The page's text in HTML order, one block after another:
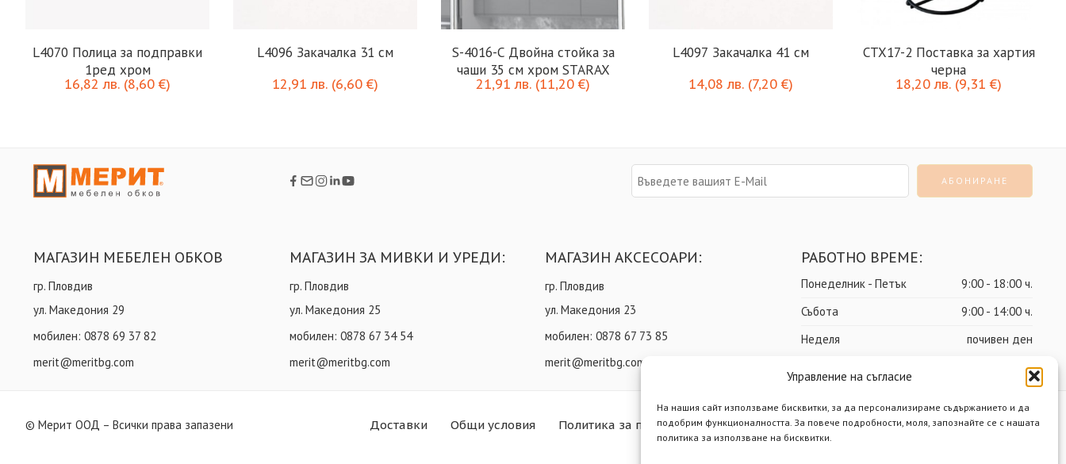
Управление на съгласие
На нашия сайт използваме бисквитки, за да персонализираме съдържанието и да
подобрим функционалността. За повече подробности, моля, запознайте се с нашата
политика за използване на бисквитки.
L4070 Полица за подправки
1ред хром
16,82лв. (8,60€)
L4096 Закачалка 31 см
12,91лв. (6,60€)
S-4016-C Двойна стойка за
чаши 35 см хром STARAX
21,91лв. (11,20€)
L4097 Закачалка 41 см
14,08лв. (7,20€)
CTX17-2 Поставка за хартия
черна
18,20лв. (9,31€)
МАГАЗИН МЕБЕЛЕН ОБКОВ
гр. Пловдив
ул. Македония 29
мобилен: 0878 69 37 82
merit@meritbg.com
МАГАЗИН ЗА МИВКИ И УРЕДИ:
гр. Пловдив
ул. Македония 25
мобилен: 0878 67 34 54
merit@meritbg.com
МАГАЗИН АКСЕСОАРИ:
гр. Пловдив
ул. Македония 23
мобилен: 0878 67 73 85
merit@meritbg.com
РАБОТНО ВРЕМЕ:
Понеделник - Петък
9:00 - 18:00 ч.
Събота
9:00 - 14:00 ч.
Неделя
почивен ден
© Мерит ООД – Всички права запазени Доставки Общи условия Политика за поверителност Политика за бисквитки Разработено от Нимасистъмс